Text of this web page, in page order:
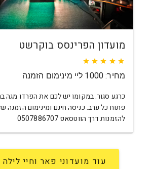
מועדון הפרינסס בוקרשט
מחיר: 1000 ליי מינימום הזמנה
כרגע סגור. במקומו יש לכם את הפרדו מגה
פתוח כל ערב. כניסה חינם ומינימום הזמנה
להזמנות דרך הווטסאפ 0507886707
עוד מועדוני פאר וחיי לילה